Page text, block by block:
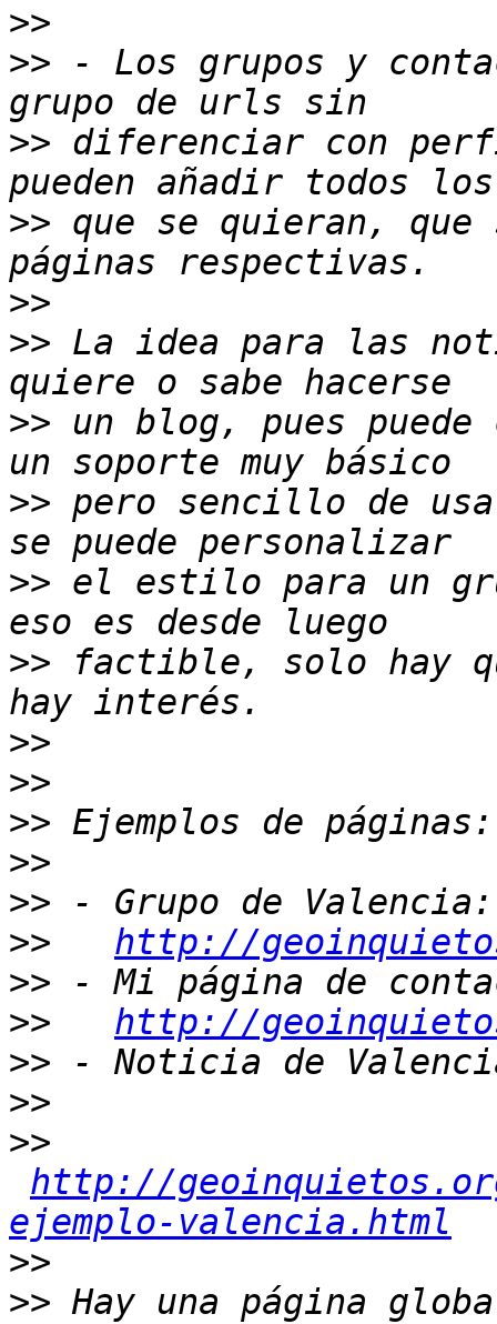
>>
>> - Los grupos y
>> diferenciar con
>> que se quieran,
>>
>> La idea para las
>> un blog, pues
>> pero sencillo de
>> el estilo para un
>> factible, solo hay
>>
>>
>>
>>
>>
>>
http://
>>
>>
http://
>>
>>
>>
http://
ejemplo-valencia.html
>>
>> Hay una página